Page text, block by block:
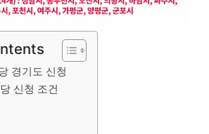
경기도 신청
신청 조건